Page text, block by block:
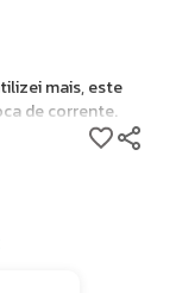
mais, este
de corrente.